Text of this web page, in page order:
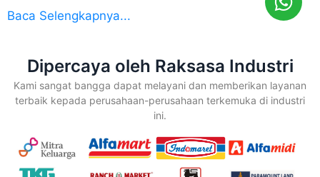
Baca Selengkapnya...
Dipercaya oleh Raksasa Industri
Kami sangat bangga dapat melayani dan memberikan layanan
terbaik kepada perusahaan-perusahaan terkemuka di industri
ini.